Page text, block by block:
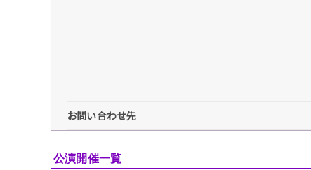
お問い合わせ先
公演開催一覧